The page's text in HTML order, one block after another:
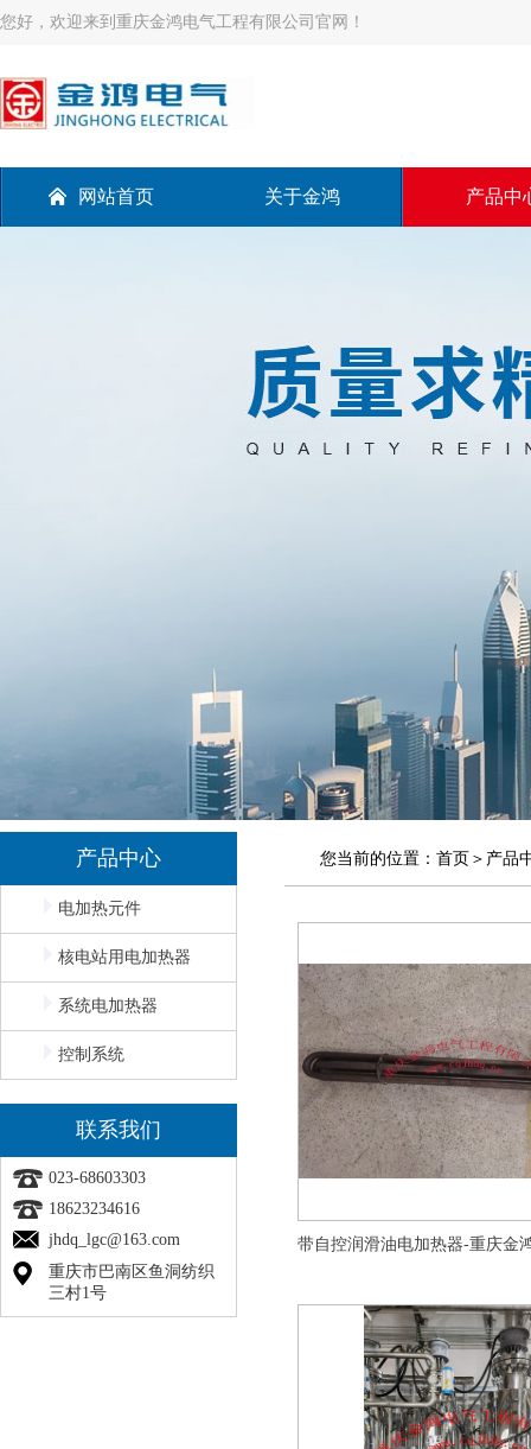
您好，欢迎来到重庆金鸿电气工程有限公司官网！
网站首页 关于金鸿 产品中
产品中心
电加热元件
核电站用电加热器
系统电加热器
控制系统
联系我们
023-68603303
18623234616
jhdq_lgc@163.com
重庆市巴南区鱼洞纺织
三村1号
您当前的位置： 首页 ＞ 产品